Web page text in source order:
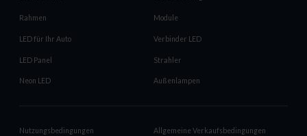
Rahmen Module
LED für Ihr Auto Verbinder LED
LED Panel Strahler
Neon LED Außenlampen
Nutzungsbedingungen Allgemeine Verkaufsbedingungen